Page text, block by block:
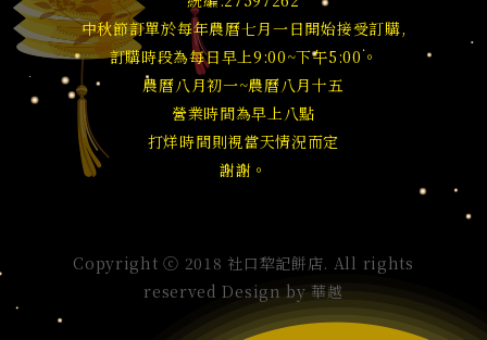
中秋節訂單於每年農曆七月一日開始接受訂購,
訂購時段為每日早上9:00~下午5:00。
農曆八月初一~農曆八月十五
營業時間為早上八點
打烊時間則視當天情況而定
謝謝。
Copyright ⓒ 2018 社口犂記餅店. All rights
reserved Design by華越